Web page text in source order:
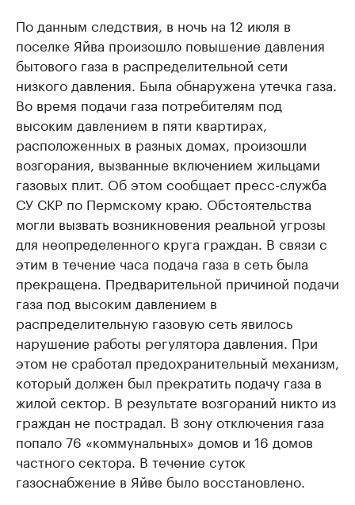
По данным следствия, в ночь на 12 июля в
поселке Яйва произошло повышение давления
бытового газа в распределительной сети
низкого давления. Была обнаружена утечка газа.
Во время подачи газа потребителям под
высоким давлением в пяти квартирах,
расположенных в разных домах, произошли
возгорания, вызванные включением жильцами
газовых плит. Об этом сообщает пресс-служба
СУ СКР по Пермскому краю. Обстоятельства
могли вызвать возникновения реальной угрозы
для неопределенного круга граждан. В связи с
этим в течение часа подача газа в сеть была
прекращена. Предварительной причиной подачи
газа под высоким давлением в
распределительную газовую сеть явилось
нарушение работы регулятора давления. При
этом не сработал предохранительный механизм,
который должен был прекратить подачу газа в
жилой сектор. В результате возгораний никто из
граждан не пострадал. В зону отключения газа
попало 76 «коммунальных» домов и 16 домов
частного сектора. В течение суток
газоснабжение в Яйве было восстановлено.